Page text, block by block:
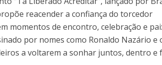
reacender a confiança do torcedor
momentos de encontro, celebração e
por nomes como Ronaldo Nazário e
a voltarem a sonhar juntos, dentro e